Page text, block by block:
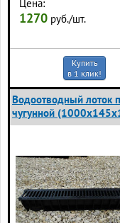
Цена:
1270 руб./шт.
Купить
в 1 клик!
Водоотводный лоток
чугунной